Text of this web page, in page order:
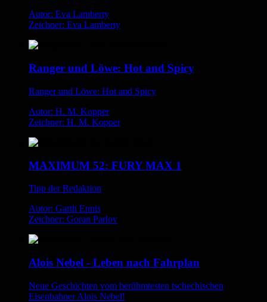
Autor: Eva Lamberty
Zeichner: Eva Lamberty
Ranger und Löwe: Hot and Spicy
Ranger und Löwe: Hot and Spicy
Autor: H. M. Kopper
Zeichner: H. M. Kopper
MAXIMUM 52: FURY MAX 1
Tipp der Redaktion
Autor: Garth Ennis
Zeichner: Goran Parlov
Alois Nebel - Leben nach Fahrplan
Neue Geschichten vom berühmtesten tschechischen
Eisenbahner Alois Nebel!